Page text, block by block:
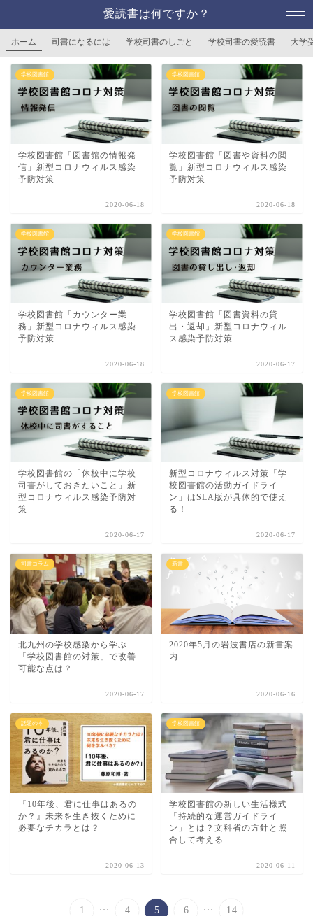
愛読書は何ですか？
ホーム 司書になるには 学校司書のしごと 学校司書の愛読書 大学
学校図書館
学校図書館「図書館の情報発
信」新型コロナウィルス感染
予防対策
2020-06-18
学校図書館
学校図書館「図書や資料の閲
覧」新型コロナウィルス感染
予防対策
2020-06-18
学校図書館
学校図書館「カウンター業
務」新型コロナウィルス感染
予防対策
2020-06-18
学校図書館
学校図書館「図書資料の貸
出・返却」新型コロナウィル
ス感染予防対策
2020-06-17
学校図書館
学校図書館の「休校中に学校
司書がしておきたいこと」新
型コロナウィルス感染予防対
策
2020-06-17
学校図書館
新型コロナウィルス対策「学
校図書館の活動ガイドライ
ン」はSLA版が具体的で使え
る！
2020-06-17
司書コラム
北九州の学校感染から学ぶ
「学校図書館の対策」で改善
可能な点は？
2020-06-17
新書
2020年5月の岩波書店の新書案
内
2020-06-16
話題の本
『10年後、君に仕事はあるの
か？』未来を生き抜くために
必要なチカラとは？
2020-06-13
学校図書館
学校図書館の新しい生活様式
「持続的な運営ガイドライ
ン」とは？文科省の方針と照
合して考える
2020-06-11
1 ... 4 5 6 ... 14